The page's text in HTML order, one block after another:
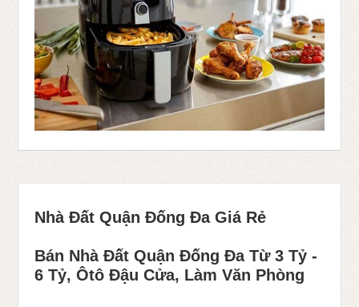
Nhà Đất Quận Đống Đa Giá Rẻ
Bán Nhà Đất Quận Đống Đa Từ 3 Tỷ -
6 Tỷ, Ôtô Đậu Cửa, Làm Văn Phòng